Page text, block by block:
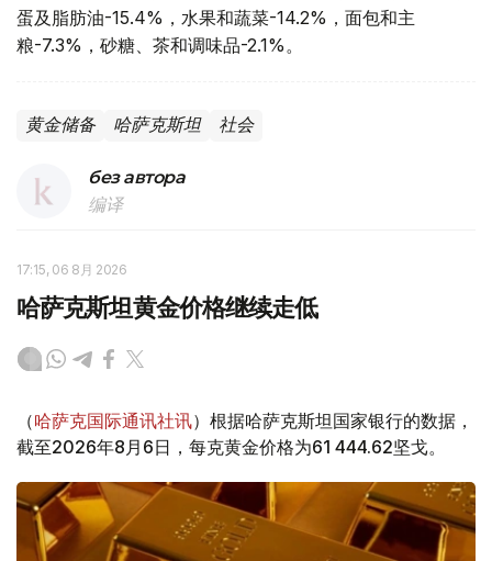
蛋及脂肪油-15.4%，水果和蔬菜-14.2%，面包和主
粮-7.3%，砂糖、茶和调味品-2.1%。
黄金储备 哈萨克斯坦 社会
без автора
编译
17:15, 06 8月 2026
哈萨克斯坦黄金价格继续走低
（哈萨克国际通讯社讯）根据哈萨克斯坦国家银行的数据，
截至2026年8月6日，每克黄金价格为61 444.62坚戈。